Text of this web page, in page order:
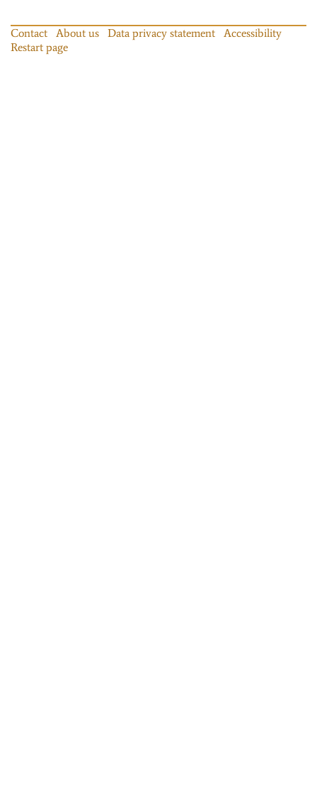
Contact About us Data privacy statement
Accessibility
Restart page